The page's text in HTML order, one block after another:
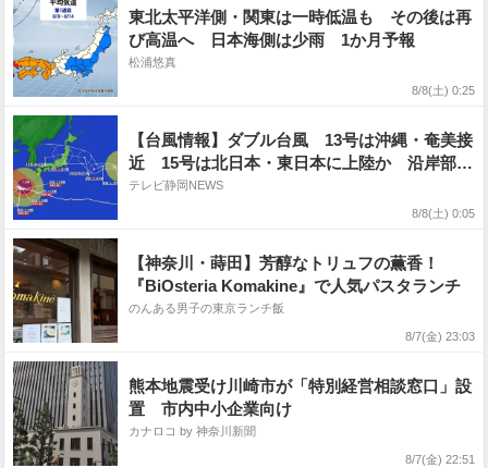
東北太平洋側・関東は一時低温も その後は再
び高温へ 日本海側は少雨 1か月予報
松浦悠真
8/8(土) 0:25
【台風情報】ダブル台風 13号は沖縄・奄美接
近 15号は北日本・東日本に上陸か 沿岸部も
高波注意
テレビ静岡NEWS
8/8(土) 0:05
【神奈川・蒔田】芳醇なトリュフの薫香！
『BiOsteria Komakine』で人気パスタランチ
のんある男子の東京ランチ飯
8/7(金) 23:03
熊本地震受け川崎市が「特別経営相談窓口」設
置 市内中小企業向け
カナロコ by 神奈川新聞
8/7(金) 22:51